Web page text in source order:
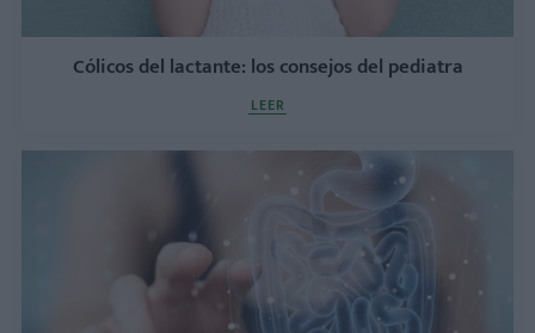
Cólicos del lactante: los consejos del pediatra
LEER